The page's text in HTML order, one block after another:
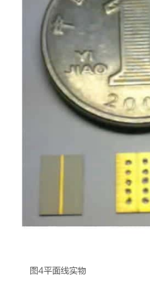
图4平面线实物